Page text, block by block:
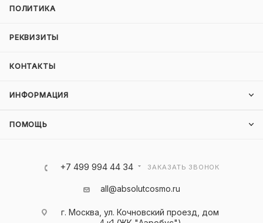
ПОЛИТИКА
РЕКВИЗИТЫ
КОНТАКТЫ
ИНФОРМАЦИЯ
ПОМОЩЬ
+7 499 994 44 34 ЗАКАЗАТЬ ЗВОНОК
all@absolutcosmo.ru
г. Москва, ул. Кочновский проезд, дом